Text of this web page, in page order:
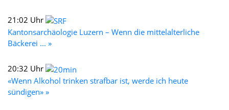
21:02 Uhr
Kantonsarchäologie Luzern – Wenn die mittelalterliche
Bäckerei ... »
20:32 Uhr
«Wenn Alkohol trinken strafbar ist, werde ich heute
sündigen» »